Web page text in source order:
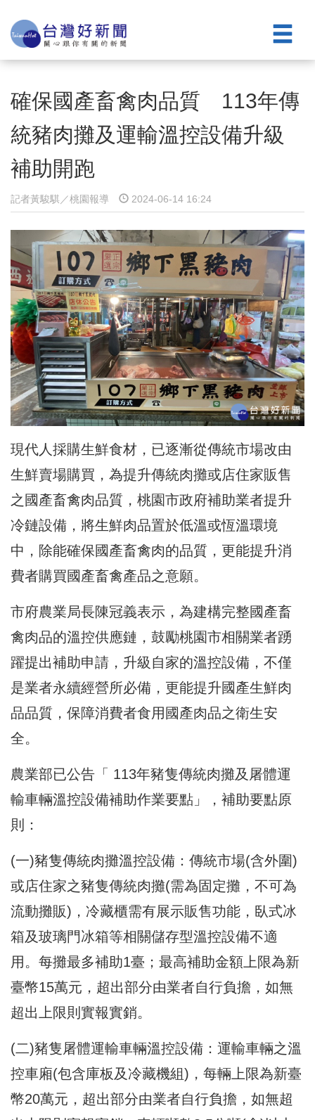
確保國產畜禽肉品質 113年傳
統豬肉攤及運輸溫控設備升級
補助開跑
記者黃駿騏／桃園報導 2024-06-14 16:24
現代人採購生鮮食材，已逐漸從傳統市場改由
生鮮賣場購買，為提升傳統肉攤或店住家販售
之國產畜禽肉品質，桃園市政府補助業者提升
冷鏈設備，將生鮮肉品置於低溫或恆溫環境
中，除能確保國產畜禽肉的品質，更能提升消
費者購買國產畜禽產品之意願。
市府農業局長陳冠義表示，為建構完整國產畜
禽肉品的溫控供應鏈，鼓勵桃園市相關業者踴
躍提出補助申請，升級自家的溫控設備，不僅
是業者永續經營所必備，更能提升國產生鮮肉
品品質，保障消費者食用國產肉品之衛生安
全。
農業部已公告「 113年豬隻傳統肉攤及屠體運
輸車輛溫控設備補助作業要點」，補助要點原
則：
(一)豬隻傳統肉攤溫控設備：傳統市場(含外圍)
或店住家之豬隻傳統肉攤(需為固定攤，不可為
流動攤販)，冷藏櫃需有展示販售功能，臥式冰
箱及玻璃門冰箱等相關儲存型溫控設備不適
用。每攤最多補助1臺；最高補助金額上限為新
臺幣15萬元，超出部分由業者自行負擔，如無
超出上限則實報實銷。
(二)豬隻屠體運輸車輛溫控設備：運輸車輛之溫
控車廂(包含庫板及冷藏機組)，每輛上限為新臺
幣20萬元，超出部分由業者自行負擔，如無超